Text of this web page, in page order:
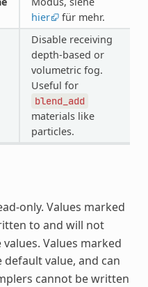
hier
für mehr.
Disable receiving
depth-based or
volumetric fog.
Useful for
blend_add
materials like
particles.
only. Values marked
to and will not
Values marked
default value, and can
cannot be written